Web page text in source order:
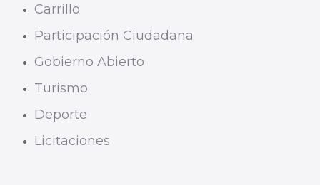
Carrillo
Participación Ciudadana
Gobierno Abierto
Turismo
Deporte
Licitaciones